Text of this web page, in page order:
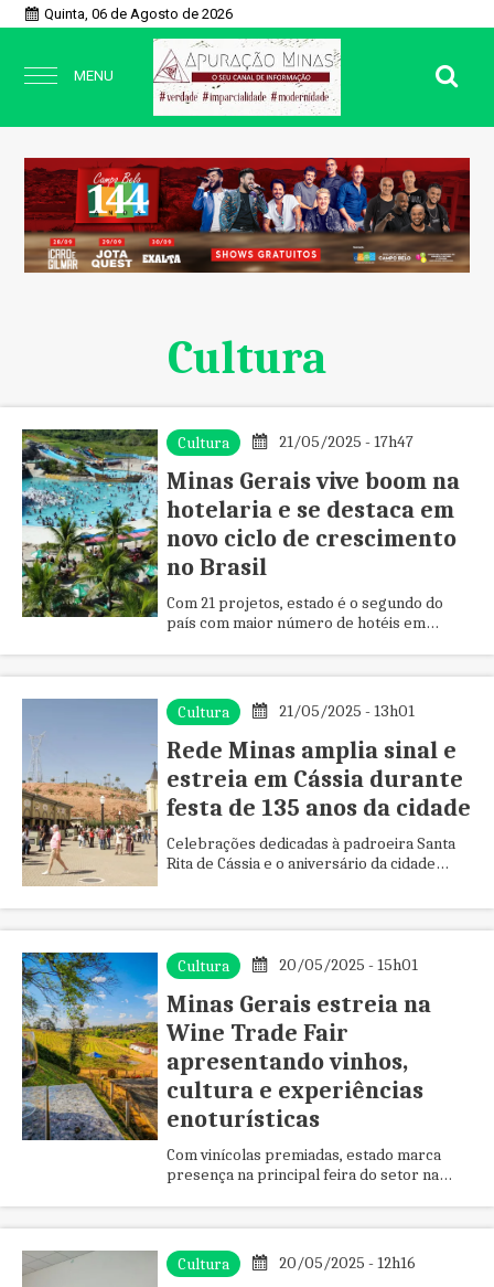
Quinta, 06 de Agosto de 2026
MENU
Cultura
Cultura 21/05/2025 - 17h47
Minas Gerais vive boom na
hotelaria e se destaca em
novo ciclo de crescimento
no Brasil
Com 21 projetos, estado é o segundo do
país com maior número de hotéis em
Cultura 21/05/2025 - 13h01
Rede Minas amplia sinal e
estreia em Cássia durante
festa de 135 anos da cidade
Celebrações dedicadas à padroeira Santa
Rita de Cássia e o aniversário da cidade
Cultura 20/05/2025 - 15h01
Minas Gerais estreia na
Wine Trade Fair
apresentando vinhos,
cultura e experiências
enoturísticas
Com vinícolas premiadas, estado marca
presença na principal feira do setor na
Cultura 20/05/2025 - 12h16